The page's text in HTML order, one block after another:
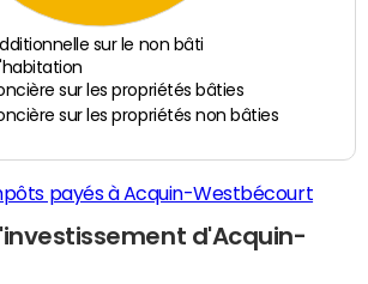
sur le non bâti
sur les propriétés bâties
sur les propriétés non bâties
payés à Acquin-Westbécourt
d'Acquin-